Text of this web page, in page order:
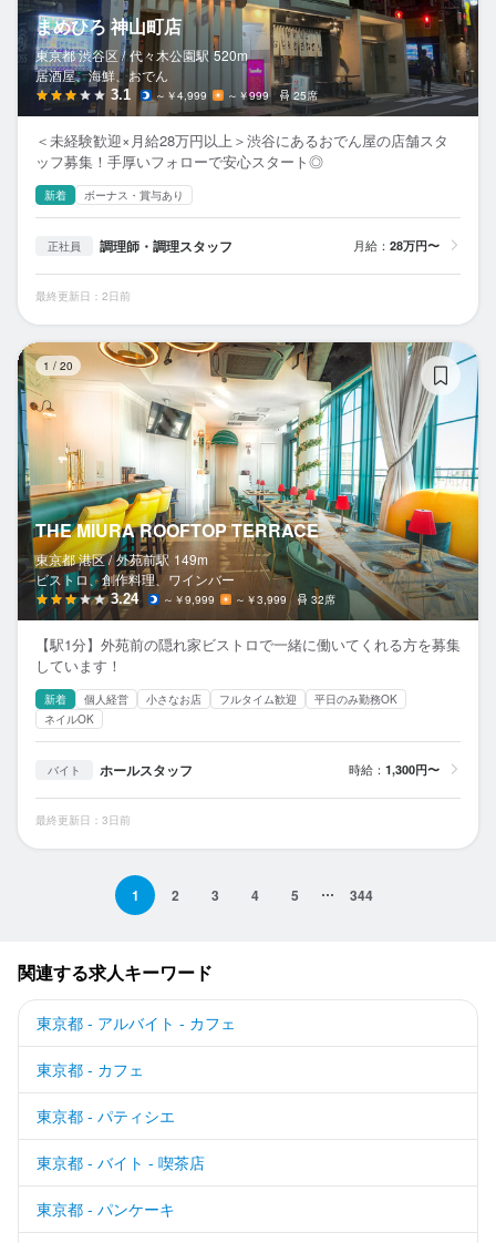
まめひろ 神山町店
東京都 渋谷区 / 代々木公園駅 520m
居酒屋、海鮮、おでん
3.1 ～￥4,999 ～￥999 25席
＜未経験歓迎×月給28万円以上＞渋谷にあるおでん屋の店舗スタ
ッフ募集！手厚いフォローで安心スタート◎
新着 ボーナス・賞与あり
正社員 調理師・調理スタッフ 月給： 28万円〜
最終更新日：2日前
1 / 20
THE MIURA ROOFTOP TERRACE
東京都 港区 / 外苑前駅 149m
ビストロ、創作料理、ワインバー
3.24 ～￥9,999 ～￥3,999 32席
【駅1分】外苑前の隠れ家ビストロで一緒に働いてくれる方を募集
しています！
新着 個人経営 小さなお店 フルタイム歓迎
平日のみ勤務OK
ネイルOK
バイト ホールスタッフ 時給： 1,300円〜
最終更新日：3日前
1 2 3 4 5 344
関連する求人キーワード
東京都 - アルバイト - カフェ
東京都 - カフェ
東京都 - パティシエ
東京都 - バイト - 喫茶店
東京都 - パンケーキ